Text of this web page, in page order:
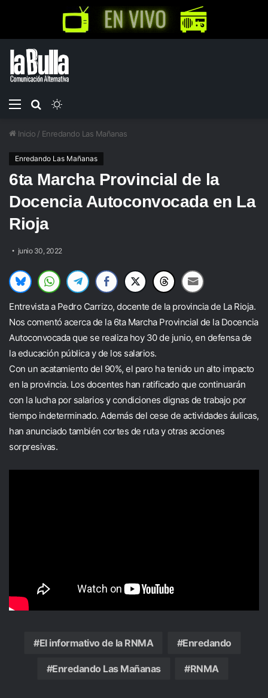
Menú
Buscar
Inicio / Enredando Las Mañanas
Enredando Las Mañanas
6ta Marcha Provincial de la
Docencia Autoconvocada en La
Rioja
junio 30, 2022
Entrevista a Pedro Carrizo, docente de la provincia de La Rioja.
Nos comentó acerca de la 6ta Marcha Provincial de la Docencia
Autoconvocada que se realiza hoy 30 de junio, en defensa de
la educación pública y de los salarios.
Con un acatamiento del 90%, el paro ha tenido un alto impacto
en la provincia. Los docentes han ratificado que continuarán
con la lucha por salarios y condiciones dignas de trabajo por
tiempo indeterminado. Además del cese de actividades áulicas,
han anunciado también cortes de ruta y otras acciones
sorpresivas.
El informativo de la RNMA Enredando
Enredando Las Mañanas RNMA